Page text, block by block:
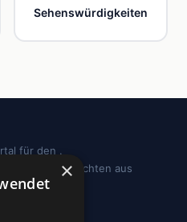
Sehenswürdigkeiten
für den .
und Geschichten aus
×